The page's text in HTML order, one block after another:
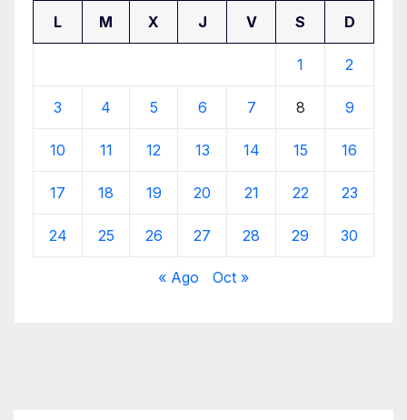
L M X J V S D
1 2
3 4 5 6 7 8 9
10 11 12 13 14 15 16
17 18 19 20 21 22 23
24 25 26 27 28 29 30
« Ago Oct »